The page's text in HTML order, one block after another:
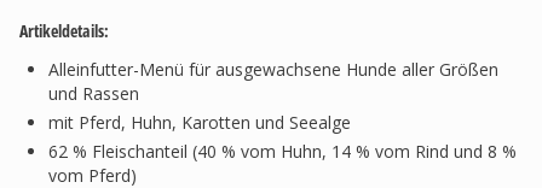
Artikeldetails:
Alleinfutter-Menü für ausgewachsene Hunde aller Größen
und Rassen
mit Pferd, Huhn, Karotten und Seealge
62 % Fleischanteil (40 % vom Huhn, 14 % vom Rind und 8 %
vom Pferd)